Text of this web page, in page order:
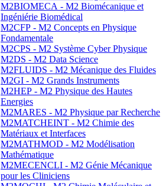
M2BIOMECA - M2 Biomécanique et
Ingéniérie Biomédical
M2CFP - M2 Concepts en Physique
Fondamentale
M2CPS - M2 Système Cyber Physique
M2DS - M2 Data Science
M2FLUIDS - M2 Mécanique des Fluides
M2GI - M2 Grands Instruments
M2HEP - M2 Physique des Hautes
Energies
M2MARES - M2 Physique par Recherche
M2MATCHEINT - M2 Chimie des
Matériaux et Interfaces
M2MATHMOD - M2 Modélisation
Mathématique
M2MECENCLI - M2 Génie Mécanique
pour les Cliniciens